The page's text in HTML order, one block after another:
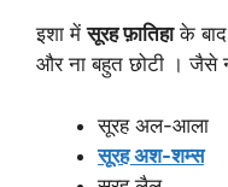
इशा मेंसूरह फ़ातिहाके बाद
सूरह अल-आला
सूरह अश-शम्स